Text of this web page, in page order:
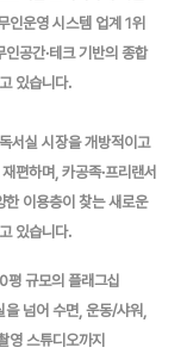
인운영 시스템 업계 1위
인공간·테크 기반의 종합
있습니다.
서실 시장을 개방적이고
편하며, 카공족·프리랜서
한 이용층이 찾는 새로운
있습니다.
규모의 플래그십
을 넘어 수면, 운동/샤워,
영 스튜디오까지